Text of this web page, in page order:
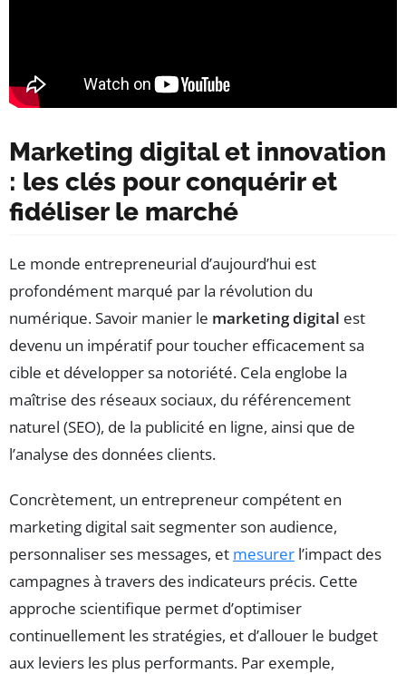
Marketing digital et innovation
: les clés pour conquérir et
fidéliser le marché
Le monde entrepreneurial d’aujourd’hui est
profondément marqué par la révolution du
numérique. Savoir manier le marketing digital est
devenu un impératif pour toucher efficacement sa
cible et développer sa notoriété. Cela englobe la
maîtrise des réseaux sociaux, du référencement
naturel (SEO), de la publicité en ligne, ainsi que de
l’analyse des données clients.
Concrètement, un entrepreneur compétent en
marketing digital sait segmenter son audience,
personnaliser ses messages, et mesurer l’impact des
campagnes à travers des indicateurs précis. Cette
approche scientifique permet d’optimiser
continuellement les stratégies, et d’allouer le budget
aux leviers les plus performants. Par exemple,